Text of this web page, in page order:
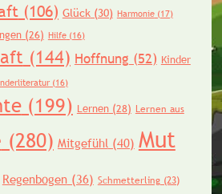
(106) Glück(30) Harmonie(17)
(26) Hilfe(16)
(144) Hoffnung (52) Kinder
(16)
(199) Lernen(28) Lernen aus
(280) Mitgefühl(40) Mut
Regenbogen(36) Schmetterling(23)